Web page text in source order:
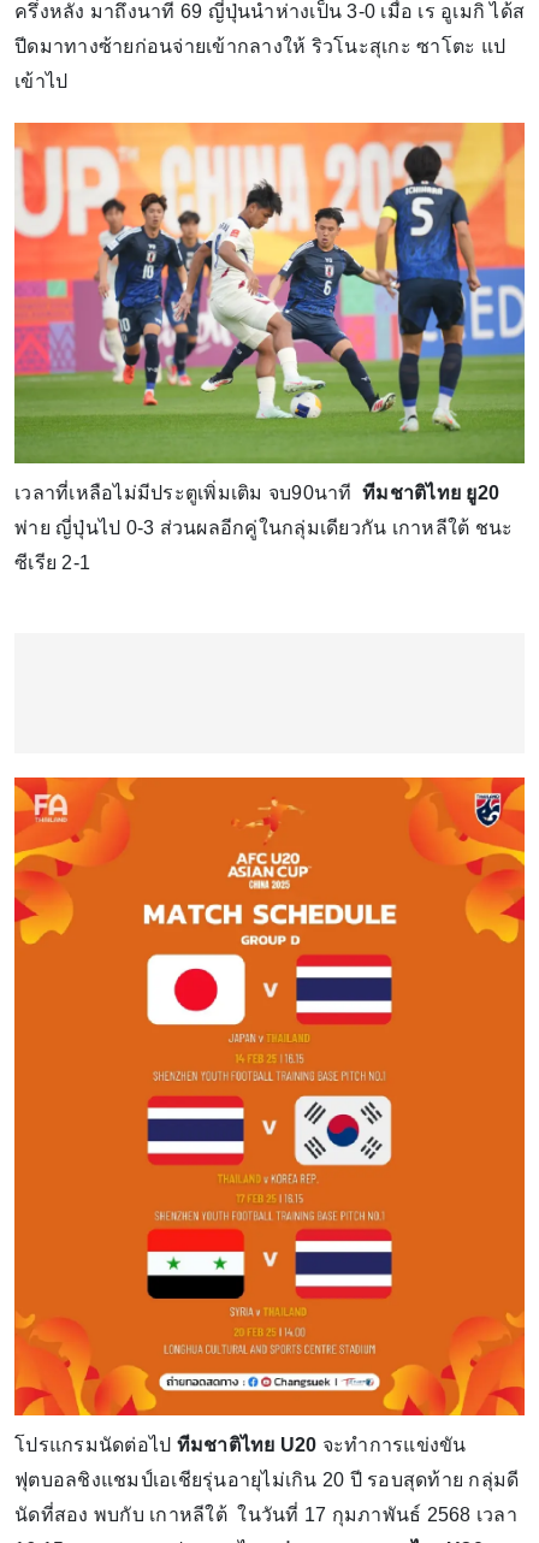
ครึ่งหลัง มาถึงนาที 69 ญี่ปุ่นนำห่างเป็น 3-0 เมื่อ เร อูเมกิ ได้ส
ปีดมาทางซ้ายก่อนจ่ายเข้ากลางให้ ริวโนะสุเกะ ซาโตะ แป
เข้าไป
เวลาที่เหลือไม่มีประตูเพิ่มเติม จบ90นาที ทีมชาติไทย ยู20
พ่าย ญี่ปุ่นไป 0-3 ส่วนผลอีกคู่ในกลุ่มเดียวกัน เกาหลีใต้ ชนะ
ซีเรีย 2-1
โปรแกรมนัดต่อไป ทีมชาติไทย U20 จะทำการแข่งขัน
ฟุตบอลชิงแชมป์เอเชียรุ่นอายุไม่เกิน 20 ปี รอบสุดท้าย กลุ่มดี
นัดที่สอง พบกับ เกาหลีใต้ ในวันที่ 17 กุมภาพันธ์ 2568 เวลา